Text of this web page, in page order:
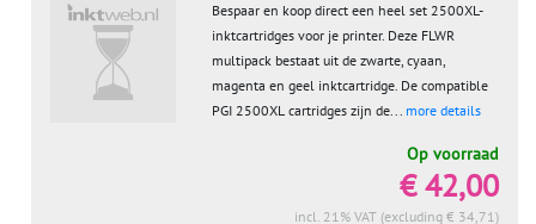
Bespaar en koop direct een heel set 2500XL-
inktcartridges voor je printer. Deze FLWR
multipack bestaat uit de zwarte, cyaan,
magenta en geel inktcartridge. De compatible
PGI 2500XL cartridges zijn de... more details
Op voorraad
€ 42,00
incl. 21% VAT (excluding € 34,71)